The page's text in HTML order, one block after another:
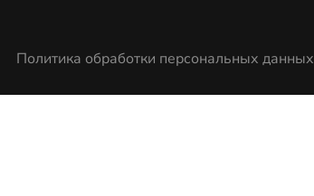
Политика обработки персональных данных